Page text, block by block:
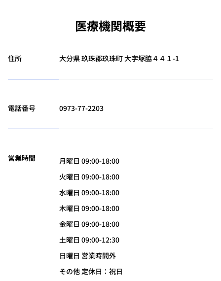
医療機関概要
住所 大分県 玖珠郡玖珠町 大字塚脇４４１-1
電話番号 0973-77-2203
営業時間
月曜日 09:00-18:00
火曜日 09:00-18:00
水曜日 09:00-18:00
木曜日 09:00-18:00
金曜日 09:00-18:00
土曜日 09:00-12:30
日曜日 営業時間外
その他 定休日：祝日